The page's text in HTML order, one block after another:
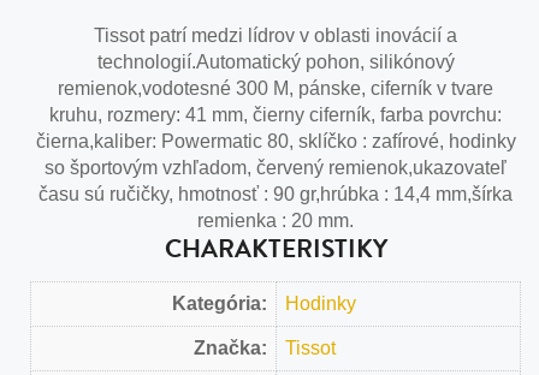
Tissot patrí medzi lídrov v oblasti inovácií a
technologií.Automatický pohon, silikónový
remienok,vodotesné 300 M, pánske, ciferník v tvare
kruhu, rozmery: 41 mm, čierny ciferník, farba povrchu:
čierna,kaliber: Powermatic 80, sklíčko : zafírové, hodinky
so športovým vzhľadom, červený remienok,ukazovateľ
času sú ručičky, hmotnosť : 90 gr,hrúbka : 14,4 mm,šírka
remienka : 20 mm.
CHARAKTERISTIKY
Kategória: Hodinky
Značka: Tissot